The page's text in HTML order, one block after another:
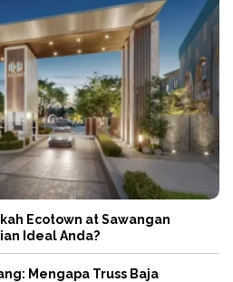
Ecotown at Sawangan
Ideal Anda?
Mengapa Truss Baja